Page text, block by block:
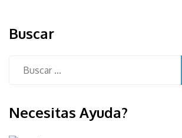
Buscar
Necesitas Ayuda?